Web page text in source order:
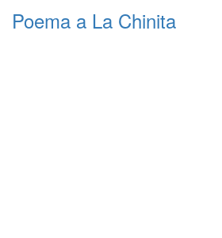
Poema a La Chinita